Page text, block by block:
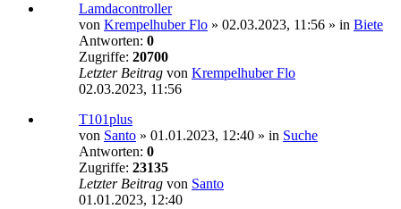
Lamdacontroller
von Krempelhuber Flo » 02.03.2023, 11:56 » in Biete
Antworten: 0
Zugriffe: 20700
Letzter Beitrag von Krempelhuber Flo
02.03.2023, 11:56
T101plus
von Santo » 01.01.2023, 12:40 » in Suche
Antworten: 0
Zugriffe: 23135
Letzter Beitrag von Santo
01.01.2023, 12:40